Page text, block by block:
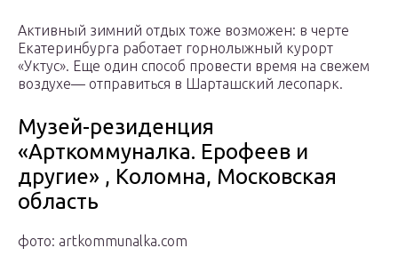
Активный зимний отдых тоже возможен: в черте
Екатеринбурга работает горнолыжный курорт
«Уктус». Еще один способ провести время на свежем
воздухе— отправиться в Шарташский лесопарк.
Музей-резиденция
«Арткоммуналка. Ерофеев и
другие» , Коломна, Московская
область
фото: artkommunalka.com